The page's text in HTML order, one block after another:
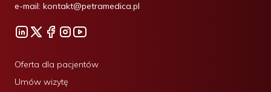
e-mail: kontakt@petramedica.pl
Oferta dla pacjentów
Umów wizytę